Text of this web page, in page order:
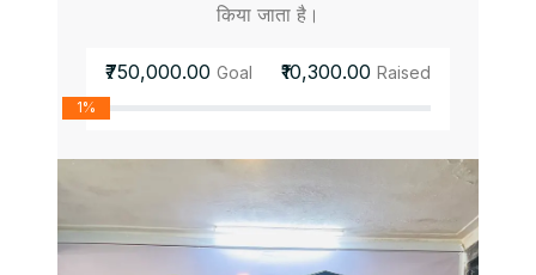
किया जाता है।
₹750,000.00 Goal ₹10,300.00 Raised
1%